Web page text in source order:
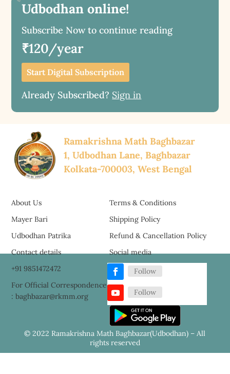
Udbodhan online!
Subscribe Now to continue reading
₹120/year
Start Digital Subscription
Already Subscribed? Sign in
Ramakrishna Math Baghbazar
1, Udbodhan Lane, Baghbazar
Kolkata-700003, West Bengal
About Us
Mayer Bari
Udbodhan Patrika
Terms & Conditions
Shipping Policy
Refund & Cancellation Policy
Contact details
+91 9851472472
For Official Correspondence
: baghbazar@rkmm.org
Social media
Follow
Follow
© 2022 Ramakrishna Math Baghbazar(Udbodhan) – All
rights reserved